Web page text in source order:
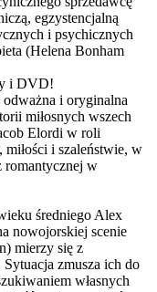
egzystencjalną
i psychicznych
(Helena Bonham
i DVD!
i oryginalna
miłosnych wszech
Elordi w roli
i szaleństwie, w
romantycznej w
średniego Alex
nowojorskiej scenie
mierzy się z
zmusza ich do
własnych